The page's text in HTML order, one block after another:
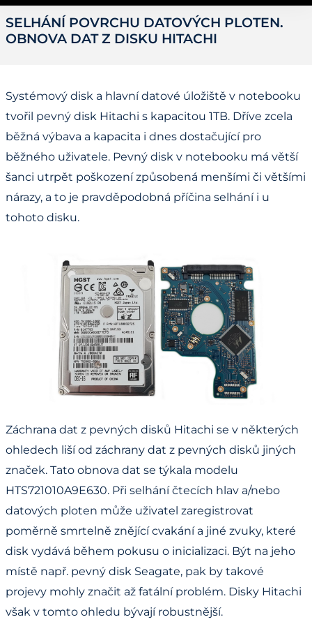
SELHÁNÍ POVRCHU DATOVÝCH PLOTEN.
OBNOVA DAT Z DISKU HITACHI
Systémový disk a hlavní datové úložiště v notebooku
tvořil pevný disk Hitachi s kapacitou 1TB. Dříve zcela
běžná výbava a kapacita i dnes dostačující pro
běžného uživatele. Pevný disk v notebooku má větší
šanci utrpět poškození způsobená menšími či většími
nárazy, a to je pravděpodobná příčina selhání i u
tohoto disku.
Záchrana dat z pevných disků Hitachi se v některých
ohledech liší od záchrany dat z pevných disků jiných
značek. Tato obnova dat se týkala modelu
HTS721010A9E630. Při selhání čtecích hlav a/nebo
datových ploten může uživatel zaregistrovat
poměrně smrtelně znějící cvakání a jiné zvuky, které
disk vydává během pokusu o inicializaci. Být na jeho
místě např. pevný disk Seagate, pak by takové
projevy mohly značit až fatální problém. Disky Hitachi
však v tomto ohledu bývají robustnější.